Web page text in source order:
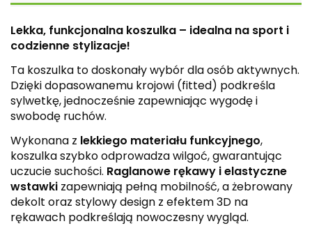
Lekka, funkcjonalna koszulka – idealna na sport i
codzienne stylizacje!
Ta koszulka to doskonały wybór dla osób aktywnych.
Dzięki dopasowanemu krojowi (fitted) podkreśla
sylwetkę, jednocześnie zapewniając wygodę i
swobodę ruchów.
Wykonana z lekkiego materiału funkcyjnego,
koszulka szybko odprowadza wilgoć, gwarantując
uczucie suchości. Raglanowe rękawy i elastyczne
wstawki zapewniają pełną mobilność, a żebrowany
dekolt oraz stylowy design z efektem 3D na
rękawach podkreślają nowoczesny wygląd.